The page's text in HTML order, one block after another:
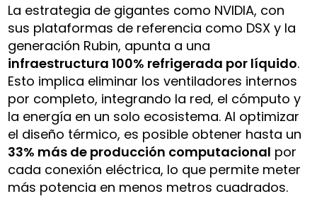
La estrategia de gigantes como NVIDIA, con
sus plataformas de referencia como DSX y la
generación Rubin, apunta a una
infraestructura 100% refrigerada por líquido.
Esto implica eliminar los ventiladores internos
por completo, integrando la red, el cómputo y
la energía en un solo ecosistema. Al optimizar
el diseño térmico, es posible obtener hasta un
33% más de producción computacional por
cada conexión eléctrica, lo que permite meter
más potencia en menos metros cuadrados.